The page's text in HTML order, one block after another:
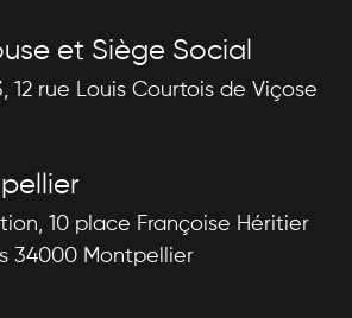
et Siège Social
12 rue Louis Courtois de Viçose
10 place Françoise Héritier
34000 Montpellier